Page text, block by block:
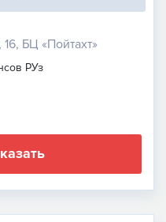
БЦ «Пойтахт»
РУз